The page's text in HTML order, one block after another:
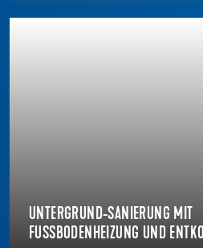
UNTERGRUND-SANIERUNG MIT
FUSSBODENHEIZUNG UND